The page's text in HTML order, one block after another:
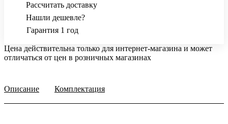
Рассчитать доставку
Нашли дешевле?
Гарантия 1 год
Цена действительна только для интернет-магазина и может
отличаться от цен в розничных магазинах
Описание Комплектация